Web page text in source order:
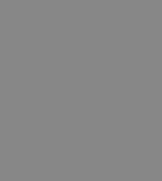
Vragen worden